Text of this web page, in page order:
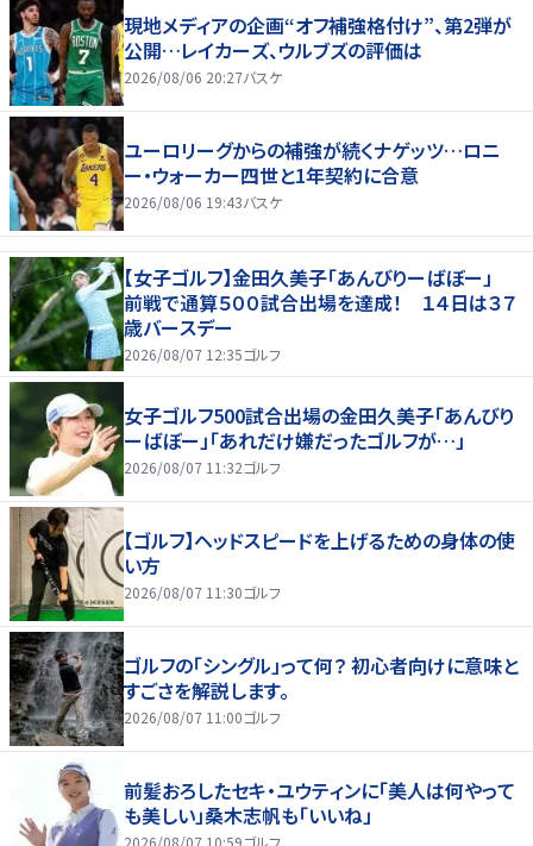
現地メディアの企画“オフ補強格付け”、第2弾が
公開…レイカーズ、ウルブズの評価は
2026/08/06 20:27バスケ
ユーロリーグからの補強が続くナゲッツ…ロニ
ー・ウォーカー四世と1年契約に合意
2026/08/06 19:43バスケ
【女子ゴルフ】金田久美子「あんびりーばぼー」
前戦で通算５００試合出場を達成！ １４日は３７
歳バースデー
2026/08/07 12:35ゴルフ
女子ゴルフ500試合出場の金田久美子「あんびり
ーばぼー」「あれだけ嫌だったゴルフが…」
2026/08/07 11:32ゴルフ
【ゴルフ】ヘッドスピードを上げるための身体の使
い方
2026/08/07 11:30ゴルフ
ゴルフの「シングル」って何？ 初心者向けに意味と
すごさを解説します。
2026/08/07 11:00ゴルフ
前髪おろしたセキ・ユウティンに「美人は何やって
も美しい」桑木志帆も「いいね」
2026/08/07 10:59ゴルフ